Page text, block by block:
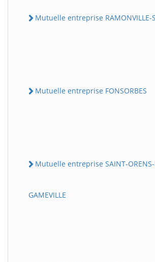
Mutuelle entreprise RAMONVILLE-
Mutuelle entreprise FONSORBES
Mutuelle entreprise SAINT-ORENS-
GAMEVILLE